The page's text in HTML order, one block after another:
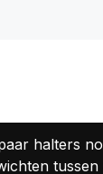
halters
tussen